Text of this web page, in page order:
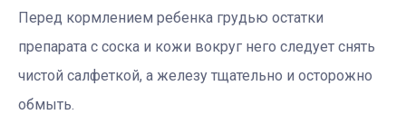
Перед кормлением ребенка грудью остатки
препарата с соска и кожи вокруг него следует снять
чистой салфеткой, а железу тщательно и осторожно
обмыть.